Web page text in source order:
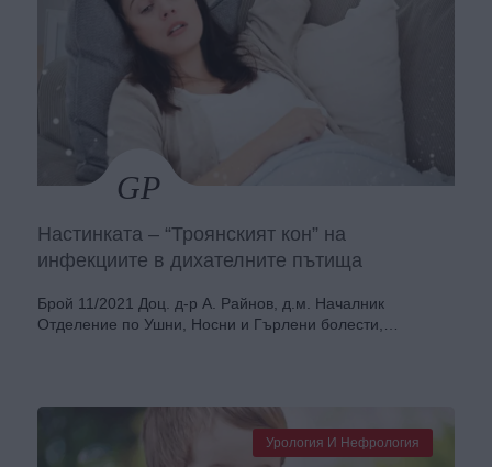
Настинката – “Троянският кон” на
инфекциите в дихателните пътища
Брой 11/2021 Доц. д-р А. Райнов, д.м. Началник
Отделениe по Ушни, Носни и Гърлени болести,…
Урология И Нефрология